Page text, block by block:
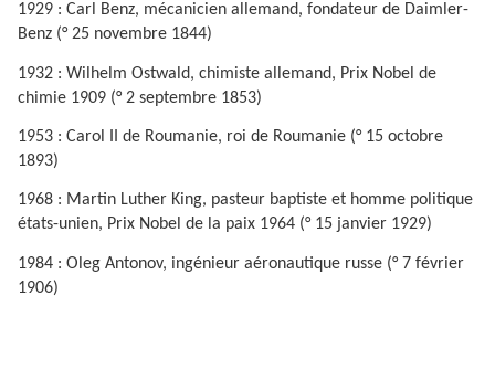
1929 : Carl Benz, mécanicien allemand, fondateur de Daimler-
Benz (° 25 novembre 1844)
1932 : Wilhelm Ostwald, chimiste allemand, Prix Nobel de
chimie 1909 (° 2 septembre 1853)
1953 : Carol II de Roumanie, roi de Roumanie (° 15 octobre
1893)
1968 : Martin Luther King, pasteur baptiste et homme politique
états-unien, Prix Nobel de la paix 1964 (° 15 janvier 1929)
1984 : Oleg Antonov, ingénieur aéronautique russe (° 7 février
1906)